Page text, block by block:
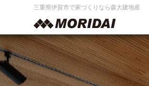
三重県伊賀市で家づくりなら森大建地産